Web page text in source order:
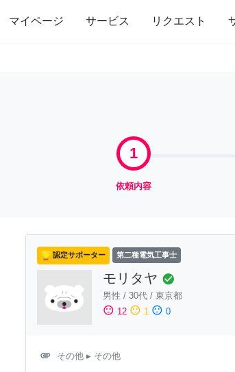
マイページ サービス リクエスト
修理・組立 家事 引っ越し イン
1
依頼内容
認定サポーター 第二種電気工事士
モリタヤ check_circle
男性 / 30代 / 東京都
sentiment_satisfied 12 sentiment_neutral 1 sentiment_dissatisfied 0
attachment その他 ▸ その他